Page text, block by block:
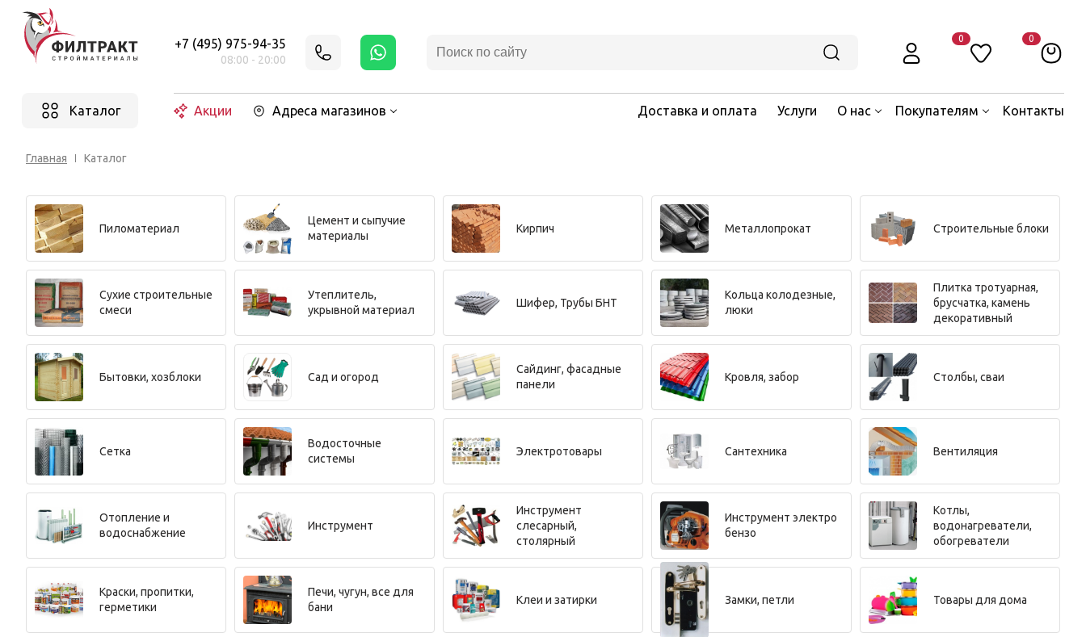
+7 (495) 975-94-35
08:00 - 20:00
0 0
Каталог Акции Адреса магазинов Доставка и оплата Услуги О нас Покупателям Контакты
Главная Каталог
Пиломатериал
Цемент и сыпучие
материалы
Кирпич Металлопрокат Строительные блоки
Cухие строительные
смеси
Утеплитель,
укрывной материал
Шифер, Трубы БНТ
Кольца колодезные,
люки
Плитка тротуарная,
брусчатка, камень
декоративный
Бытовки, хозблоки Сад и огород
Сайдинг, фасадные
панели
Кровля, забор Столбы, сваи
Сетка
Водосточные
системы
Электротовары Сантехника Вентиляция
Отопление и
водоснабжение
Инструмент
Инструмент
слесарный,
столярный
Инструмент электро
бензо
Котлы,
водонагреватели,
обогреватели
Краски, пропитки,
герметики
Печи, чугун, все для
бани
Клеи и затирки Замки, петли Товары для дома